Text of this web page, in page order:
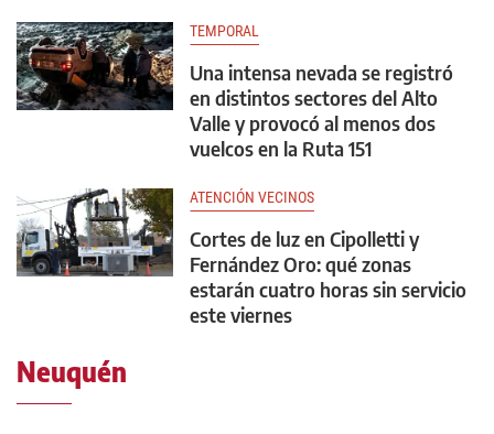
TEMPORAL
Una intensa nevada se registró
en distintos sectores del Alto
Valle y provocó al menos dos
vuelcos en la Ruta 151
ATENCIÓN VECINOS
Cortes de luz en Cipolletti y
Fernández Oro: qué zonas
estarán cuatro horas sin servicio
este viernes
Neuquén